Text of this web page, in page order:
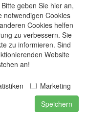
geben Sie hier an,
notwendigen Cookies
Cookies helfen
zu verbessern. Sie
zu informieren. Sind
Website
an!
Marketing
Speichern